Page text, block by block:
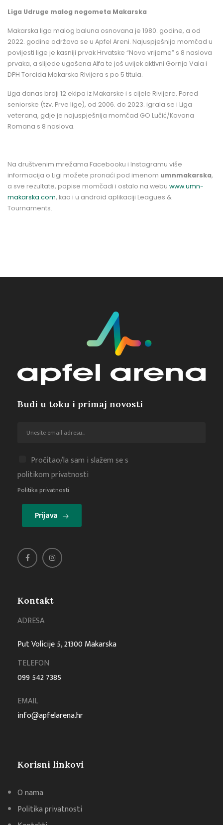
Liga Udruge malog nogometa Makarska
Makarska liga malog baluna osnovana je 1980. godine, a od
2022. godine održava se u Apfel Areni. Najuspješnija momčad u
povijesti lige je kasniji prvak Hrvatske “Novo vrijeme” s 8 naslova
prvaka, a slijede ugašena Alfa te još uvijek aktivni Gornja Vala i
DPH Torcida Makarska Rivijera s po 5 titula.
Liga danas broji 12 ekipa iz Makarske i s cijele Rivijere. Pored
seniorske (tzv. Prve lige), od 2006. do 2023. igrala se i Liga
veterana, gdje je najuspješnija momčad GO Lučić/Kavana
Romana s 8 naslova.
Na društvenim mrežama Facebooku i Instagramu više
informacija o Ligi možete pronaći pod imenom umnmakarska,
a sve rezultate, popise momčadi i ostalo na webu www.umn-
makarska.com, kao i u android aplikaciji Leagues &
Tournaments.
Kontakt
ADRESA
Put Volicije 5, 21300 Makarska
TELEFON
099 542 7385
EMAIL
info@apfelarena.hr
Korisni linkovi
O nama
Politika privatnosti
Budi u toku i primaj novosti
Pročitao/la sam i slažem se s
politikom privatnosti
Politika privatnosti
Prijava